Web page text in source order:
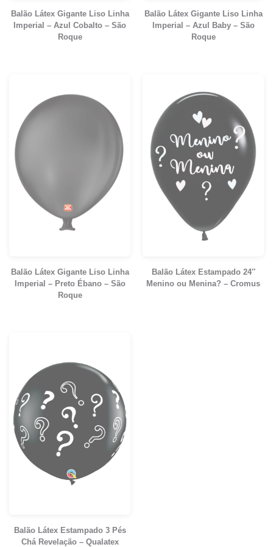
Balão Látex Gigante Liso Linha
Imperial – Azul Cobalto – São
Roque
Balão Látex Gigante Liso Linha
Imperial – Azul Baby – São
Roque
Balão Látex Gigante Liso Linha
Imperial – Preto Ébano – São
Roque
Balão Látex Estampado 24″
Menino ou Menina? – Cromus
Balão Látex Estampado 3 Pés
Chá Revelação – Qualatex